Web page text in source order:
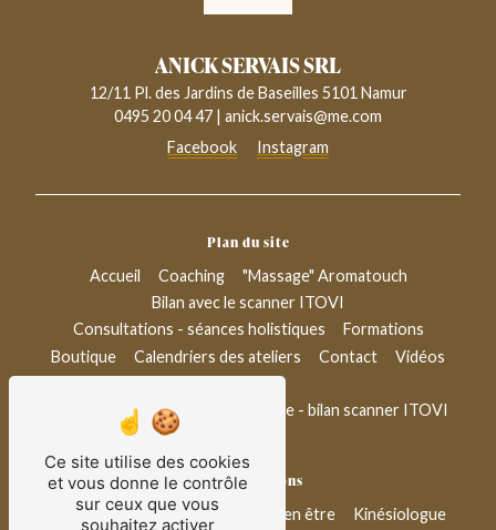
ANICK SERVAIS SRL
12/11 Pl. des Jardins de Baseilles 5101 Namur
0495 20 04 47 | anick.servais@me.com
Facebook
Instagram
Plan du site
Accueil
Coaching
"Massage" Aromatouch
Bilan avec le scanner ITOVI
Consultations - séances holistiques
Formations
Boutique
Calendriers des ateliers Contact
Vidéos
Conseil bien-être & aromathérapie - bilan scanner ITOVI
Nos prestations
Thérapeuthe
Coach de vie Bien être Kinésiologue
Ce site utilise des cookies
et vous donne le contrôle
sur ceux que vous
souhaitez activer